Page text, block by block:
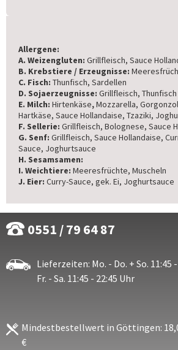
Allergene:
A. Weizengluten: Grillfleisch, Sauce
B. Krebstiere / Erzeugnisse:
C. Fisch: Thunfisch, Sardellen
D. Sojaerzeugnisse: Grillfleisch, Thunfisch
E. Milch: Hirtenkäse,Mozzarella,
Hartkäse, Sauce Hollandaise, Tzaziki,
F. Sellerie: Grillfleisch, Bolognese, Sauce
G. Senf: Grillfleisch, Sauce Hollandaise,
Sauce, Joghurtsauce
H. Sesamsamen:
I. Weichtiere: Meeresfrüchte, Muscheln
J. Eier: Curry-Sauce, gek. Ei, Joghurtsauce
0551 / 79 64 87
Lieferzeiten: Mo. - Do. + So. 11:45
Fr. - Sa. 11:45 - 22:45 Uhr
Mindestbestellwert in Göttingen:
€